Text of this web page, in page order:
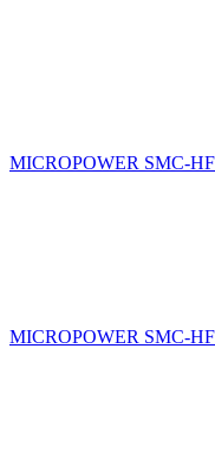
MICROPOWER SMC-
MICROPOWER SMC-